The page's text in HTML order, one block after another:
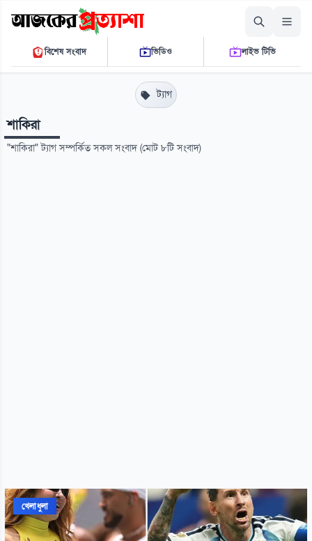
শনিবার, ০৮ আগস্ট ২০২৬
০৯:২৯:১৮ এ.এম.THE DAILY AJKER PROTTASHA
বিশেষ সংবাদ ভিডিও লাইভ টিভি
ট্যাগ
শাকিরা
"শাকিরা" ট্যাগ সম্পর্কিত সকল সংবাদ (মোট ৮টি সংবাদ)
খেলাধুলা